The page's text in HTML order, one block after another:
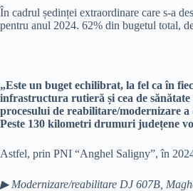
În cadrul ședinței extraordinare care s-a
pentru anul 2024. 62% din bugetul total,
„Este un buget echilibrat, la fel ca în
infrastructura rutieră și cea de
procesului de reabilitare/modernizare
Peste 130 kilometri drumuri județene
Astfel, prin PNI “Anghel Saligny”, în
▶ Modernizare/reabilitare DJ 607B,